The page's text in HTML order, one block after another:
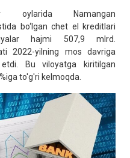
oylarida Namangan
bo‘lgan chet el kreditlari
hajmi 507,9 mlrd.
2022-yilning mos davriga
Bu viloyatga kiritilgan
to'g'ri kelmoqda.